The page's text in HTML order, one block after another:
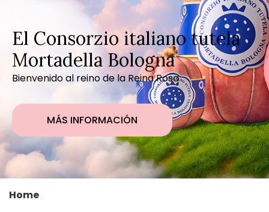
El Consorzio italiano tutela
Mortadella Bologna
Bienvenido al reino de la Reina Rosa
MÁS INFORMACIÓN
Home